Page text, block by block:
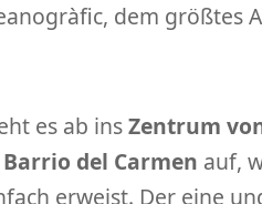
dem größtes
es ab insZentrum
Barrio del Carmen auf,
erweist. Der eine